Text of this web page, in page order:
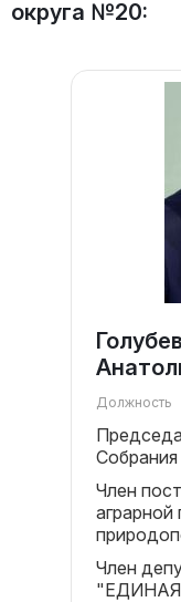
округа №20:
Должность
Член
аграрной
Член